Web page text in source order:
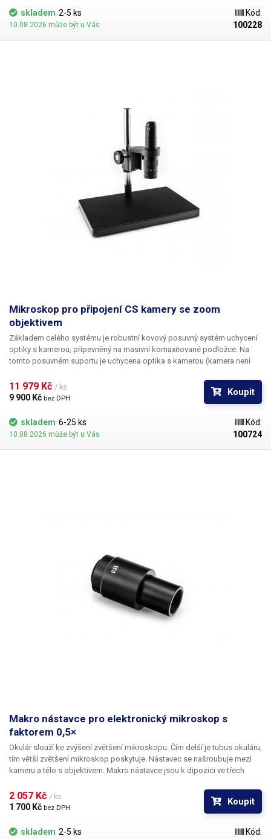
spojení s citlivým snímačem kamery poskytuje dostatečné nasvícení i při
maximálním zvětšení bez výrazného nárustu šumu v obraze. Stačí umístit
signál PAL – obraz je zobrazován na LCD monitoru. Pokud vyžadujete
funkci digitálního ukládání snímků do počítače, stačí vybavit PC
například USB převodníkem pro digitalizaci obrazu z naší nabídky a
propojit s kamerou – získáte digitální mikroskop s funkcí ukládání nebo
se zvětšením 0,5x, který definuje zvětšení mikroskopu v případě, že
chcete dosáhnout dvojásobného zvětšení proti původnímu dokupte
nástavec 100706 1x, nebo pro čtyřnásobné zvětšení dokupte nástavec
100707 se zvětšením 2x.
skladem 2-5 ks
10.08.2026 může být u Vás
Kód:
100228
Mikroskop pro připojení CS kamery se zoom
objektivem
Základem celého systému je robustní kovový posuvný systém uchycení
optiky s kamerou, připevněný na masivní komaxitované podložce. Na
tomto posuvném suportu je uchycena optika s kamerou (kamera není
výměnného okuláru (makro nástavce), na který se našroubuje standardní
průmyslová kamera s objímkou CS.
11 979 Kč / ks
9 900 Kč bez DPH
Koupit
skladem 6-25 ks
10.08.2026 může být u Vás
Kód:
100724
Makro nástavce pro elektronický mikroskop s
faktorem 0,5×
Okulár slouží ke zvýšení zvětšení mikroskopu. Čím delší je tubus okuláru,
tím větší zvětšení mikroskop poskytuje. Nástavec se našroubuje mezi
kameru a tělo s objektivem. Makro nástavce jsou k dipozici ve třech
2 057 Kč / ks
1 700 Kč bez DPH
Koupit
skladem 2-5 ks Kód: